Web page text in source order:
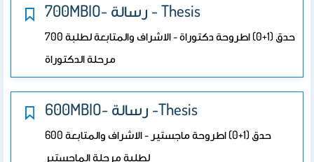
700MBIO- رسالة - Thesis
700 حدق (1+0) اطروحة دكتوراة - الاشراف والمتابعة لطلبة
مرحلة الدكتوراة
600MBIO- رسالة -Thesis
600 حدق (1+0) اطروحة ماجستير - الاشراف والمتابعة
لطلبة مرحلة الماجستير